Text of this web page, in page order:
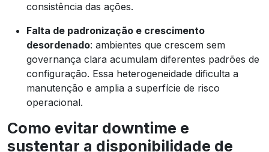
consistência das ações.
Falta de padronização e crescimento
desordenado: ambientes que crescem sem
governança clara acumulam diferentes padrões de
configuração. Essa heterogeneidade dificulta a
manutenção e amplia a superfície de risco
operacional.
Como evitar downtime e
sustentar a disponibilidade de